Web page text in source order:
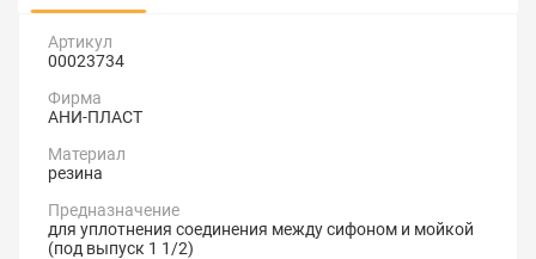
Артикул
00023734
Фирма
АНИ-ПЛАСТ
Материал
резина
Предназначение
для уплотнения соединения между сифоном и мойкой
(под выпуск 1 1/2)